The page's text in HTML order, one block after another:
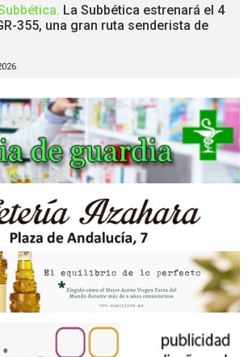
. La Subbética estrenará el 4
355, una gran ruta senderista de